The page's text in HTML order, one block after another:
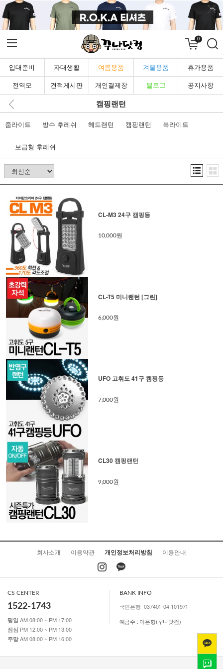
0
입대준비 자대생활 여름용품 겨울용품 휴가용품
전역모 견적게시판 개인결제창 블로그 공지사항
캠핑랜턴
줌라이트 방수 후레쉬 헤드랜턴 캠핑랜턴 북라이트
보급형 후레쉬
CL-M3 24구 캠핑등
10,000원
CL-T5 미니랜턴 [그린]
6,000원
UFO 고휘도 41구 캠핑등
7,000원
CL30 캠핑랜턴
9,000원
회사소개 이용약관 개인정보처리방침 이용안내
CS CENTER
1522-1743
평일 AM 08:00 ~ PM 17:00
점심 PM 12:00 ~ PM 13:00
주말 AM 08:00 ~ PM 16:00
BANK INFO
국민은행 037401-04-101971
예금주 : 이은형(꾸나닷컴)